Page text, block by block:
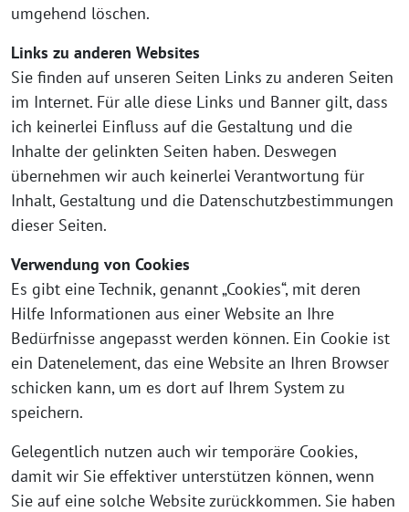
umgehend löschen.
Links zu anderen Websites
Sie finden auf unseren Seiten Links zu anderen Seiten
im Internet. Für alle diese Links und Banner gilt, dass
ich keinerlei Einfluss auf die Gestaltung und die
Inhalte der gelinkten Seiten haben. Deswegen
übernehmen wir auch keinerlei Verantwortung für
Inhalt, Gestaltung und die Datenschutzbestimmungen
dieser Seiten.
Verwendung von Cookies
Es gibt eine Technik, genannt „Cookies“, mit deren
Hilfe Informationen aus einer Website an Ihre
Bedürfnisse angepasst werden können. Ein Cookie ist
ein Datenelement, das eine Website an Ihren Browser
schicken kann, um es dort auf Ihrem System zu
speichern.
Gelegentlich nutzen auch wir temporäre Cookies,
damit wir Sie effektiver unterstützen können, wenn
Sie auf eine solche Website zurückkommen. Sie haben